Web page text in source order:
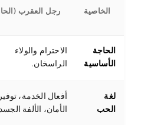
الخاصية رجل العقرب
الحاجة
الأساسية
الاحترام والولاء
الراسخان.
لغة
الحب
أفعال الخدمة، توفير
الأمان، الألفة